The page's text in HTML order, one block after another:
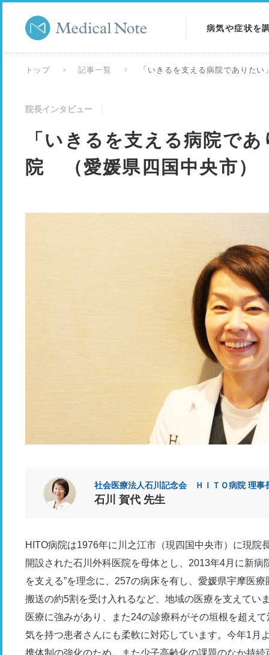
病気や症状を
トップ 記事一覧 「いきるを支える病院であり
院長インタビュー
「いきるを支える病院で
院 （愛媛県四国中央市）
社会医療法人石川記念会 ＨＩＴＯ病院 理事
石川 賀代 先生
HITO病院は1976年に川之江市（現四国中央市）に現院
開設された石川外科医院を母体とし、2013年4月に新病
を支える”を理念に、257の病床を有し、愛媛県宇摩医
搬送の約5割を受け入れるなど、地域の医療を支えてい
医療に強みがあり、また24の診療科がその垣根を超え
気を持つ患者さんにも柔軟に対応しています。今年1月
携体制の強化のため、また少子高齢化の課題のなか持